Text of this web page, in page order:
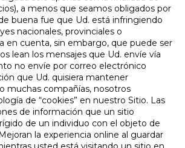
a menos que seamos obligados por
buena fue que Ud. está infringiendo
nacionales, provinciales o
en cuenta, sin embargo, que puede ser
lean los mensajes que Ud. envíe vía
no envíe por correo electrónico
que Ud. quisiera mantener
muchas compañías, nosotros
de “cookies” en nuestro Sitio. Las
de información que un sitio
de un individuo con el objeto de
la experiencia online al guardar